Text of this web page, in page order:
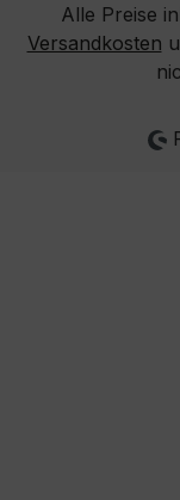
Alle Preise
Versandkosten